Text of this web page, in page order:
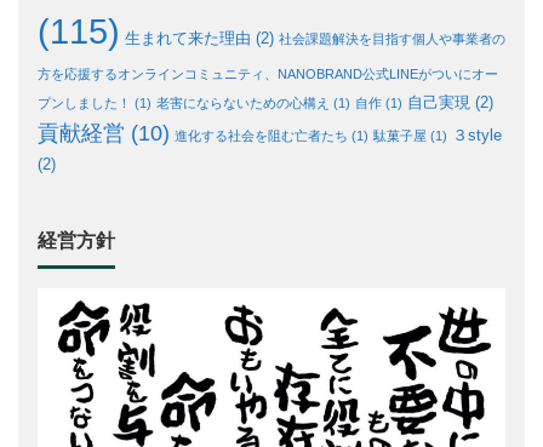
(115) 生まれて来た理由 (2) 社会課題解決を目指す個人や事業者の
方を応援するオンラインコミュニティ、NANOBRAND公式LINEがついにオー
プンしました！
(1) 老害にならないための心構え (1) 自作 (1) 自己実現 (2)
貢献経営 (10) 進化する社会を阻む亡者たち (1) 駄菓子屋 (1)
３style
(2)
経営方針